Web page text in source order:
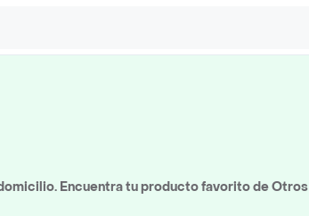
Encuentra tu producto favorito de Otros